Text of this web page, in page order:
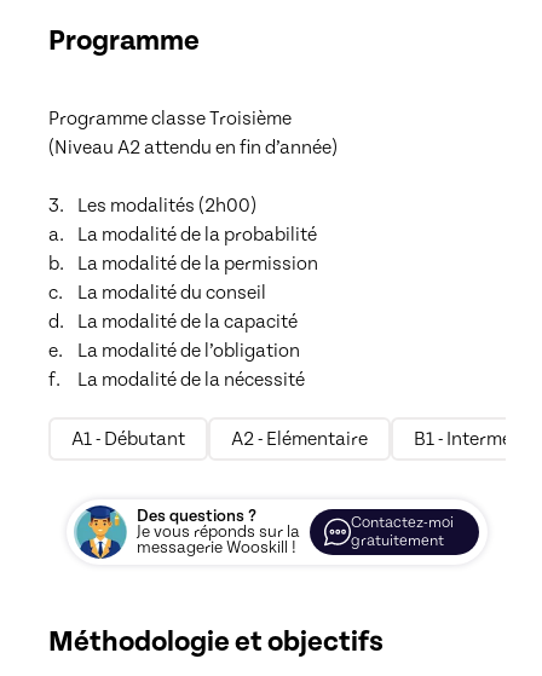
Programme
Programme classe Troisième
(Niveau A2 attendu en fin d’année)
3.	Les modalités (2h00)
a.	La modalité de la probabilité
b.	La modalité de la permission
c.	La modalité du conseil
d.	La modalité de la capacité
e.	La modalité de l’obligation
A1 - Débutant A2 - Elémentaire B1 -
Des questions ?
Je vous réponds sur la
messagerie Wooskill !
Contactez-moi
gratuitement
Méthodologie et objectifs